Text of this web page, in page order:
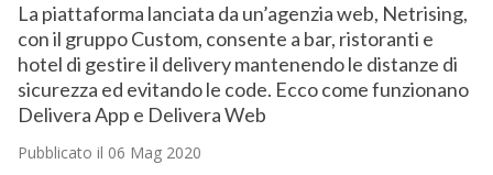
La piattaforma lanciata da un’agenzia web, Netrising,
con il gruppo Custom, consente a bar, ristoranti e
hotel di gestire il delivery mantenendo le distanze di
sicurezza ed evitando le code. Ecco come funzionano
Delivera App e Delivera Web
Pubblicato il 06 Mag 2020